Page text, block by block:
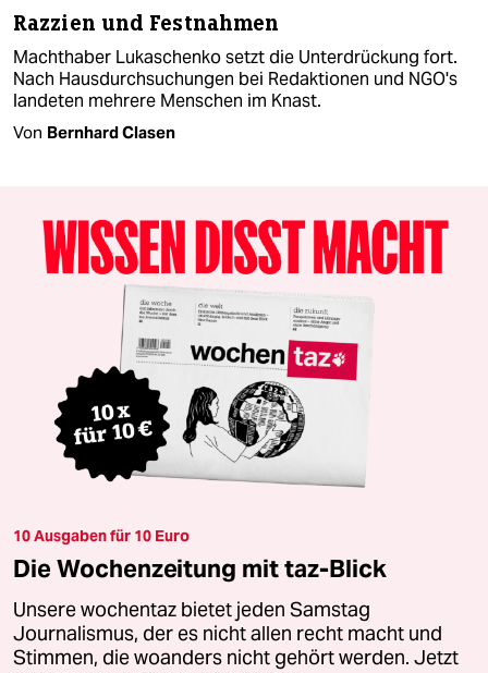
Razzien und Festnahmen
Machthaber Lukaschenko setzt die Unterdrückung fort.
Nach Hausdurchsuchungen bei Redaktionen und NGO's
landeten mehrere Menschen im Knast.
Von Bernhard Clasen
10 Ausgaben für 10 Euro
Die Wochenzeitung mit taz-Blick
Unsere wochentaz bietet jeden Samstag
Journalismus, der es nicht allen recht macht und
Stimmen, die woanders nicht gehört werden. Jetzt